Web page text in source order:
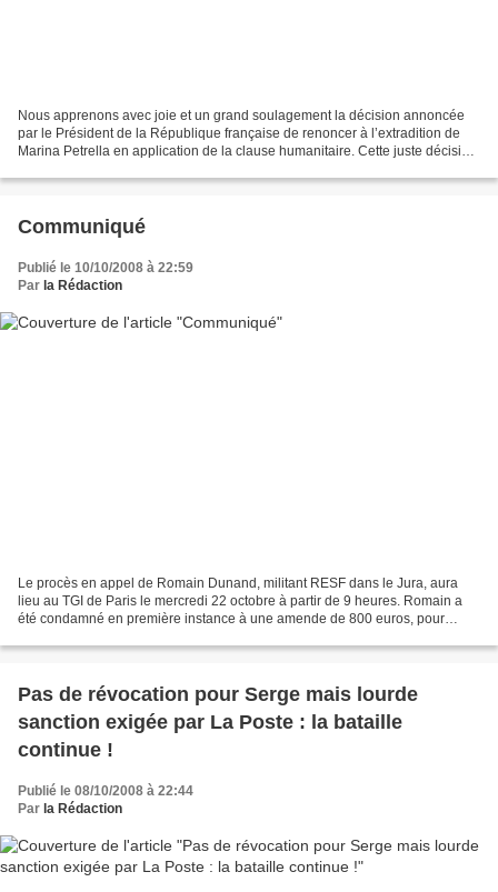
Nous apprenons avec joie et un grand soulagement la décision annoncée
par le Président de la République française de renoncer à l’extradition de
Marina Petrella en application de la clause humanitaire. Cette juste décision
Communiqué
Publié le 10/10/2008 à 22:59
Par la Rédaction
Le procès en appel de Romain Dunand, militant RESF dans le Jura, aura
lieu au TGI de Paris le mercredi 22 octobre à partir de 9 heures. Romain a
été condamné en première instance à une amende de 800 euros, pour
Pas de révocation pour Serge mais lourde
sanction exigée par La Poste : la bataille
continue !
Publié le 08/10/2008 à 22:44
Par la Rédaction